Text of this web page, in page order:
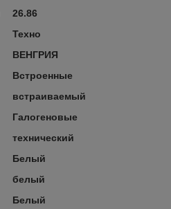
26.86
Техно
ВЕНГРИЯ
Встроенные
встраиваемый
Галогеновые
технический
Белый
белый
Белый